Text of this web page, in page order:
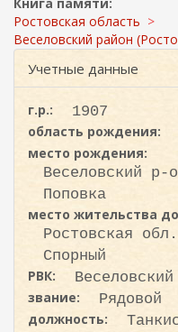
и
с
к
а
Ростовская область
Веселовский район
Учетные данные
г.р.:
1907
область рождения:
место рождения:
Веселовский
Поповка
место жительства
Ростовская
Спорный
РВК:
Веселовский
звание:
Рядовой
должность: